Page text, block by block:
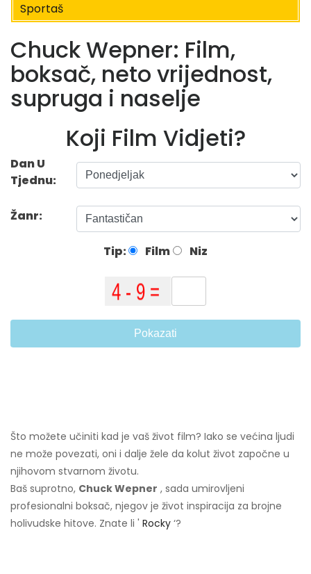
Sportaš
Chuck Wepner: Film,
boksač, neto vrijednost,
supruga i naselje
Koji Film Vidjeti?
Dan U
Tjednu:
Žanr:
Tip: Film Niz
Pokazati
Što možete učiniti kad je vaš život film? Iako se većina ljudi
ne može povezati, oni i dalje žele da kolut život započne u
njihovom stvarnom životu.
Baš suprotno, Chuck Wepner , sada umirovljeni
profesionalni boksač, njegov je život inspiracija za brojne
holivudske hitove. Znate li ' Rocky ‘?